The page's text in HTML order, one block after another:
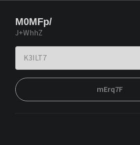
M0MFp/
J+WhhZ
mErq7F